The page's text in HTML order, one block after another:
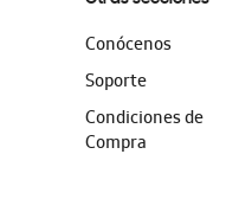
Conócenos
Soporte
Condiciones de
Compra